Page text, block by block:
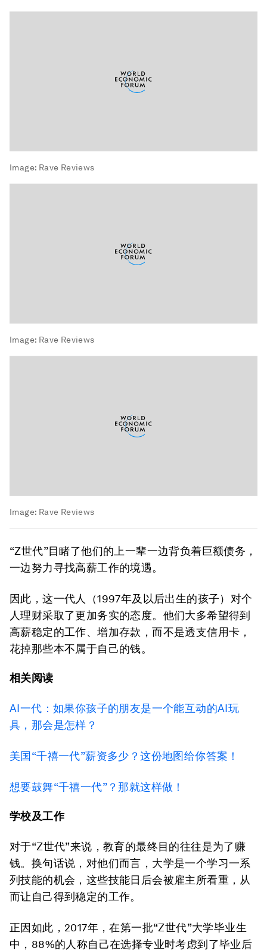
Image: Rave Reviews
Image: Rave Reviews
Image: Rave Reviews
“Z世代”目睹了他们的上一辈一边背负着巨额债务，
一边努力寻找高薪工作的境遇。
因此，这一代人（1997年及以后出生的孩子）对个
人理财采取了更加务实的态度。他们大多希望得到
高薪稳定的工作、增加存款，而不是透支信用卡，
花掉那些本不属于自己的钱。
相关阅读
AI一代：如果你孩子的朋友是一个能互动的AI玩
具，那会是怎样？
美国“千禧一代”薪资多少？这份地图给你答案！
想要鼓舞“千禧一代”？那就这样做！
学校及工作
对于“Z世代”来说，教育的最终目的往往是为了赚
钱。换句话说，对他们而言，大学是一个学习一系
列技能的机会，这些技能日后会被雇主所看重，从
而让自己得到稳定的工作。
正因如此，2017年，在第一批“Z世代”大学毕业生
中，88%的人称自己在选择专业时考虑到了毕业后